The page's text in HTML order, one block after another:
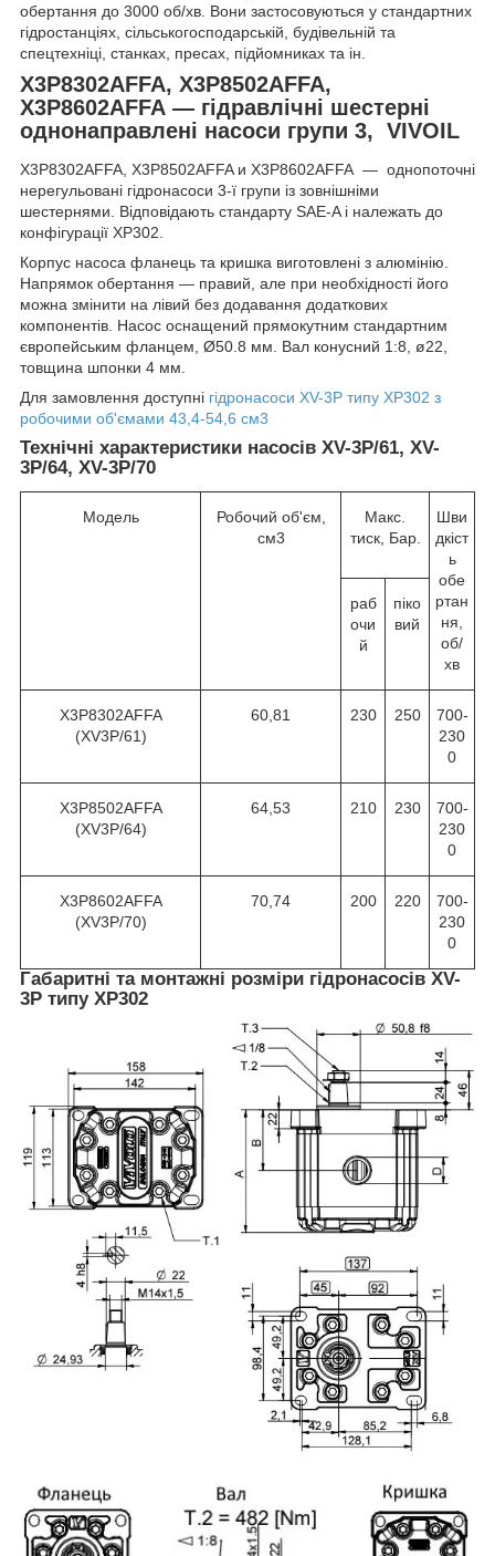
обертання до 3000 об/хв. Вони застосовуються у стандартних
гідростанціях, сільськогосподарській, будівельній та
спецтехніці, станках, пресах, підйомниках та ін.
X3P8302AFFA, X3P8502AFFA,
X3P8602AFFA — гідравлічні шестерні
однонаправлені насоси групи 3, VIVOIL
X3P8302AFFA, X3P8502AFFA и X3P8602AFFA — однопоточні
нерегульовані гідронасоси 3-ї групи із зовнішніми
шестернями. Відповідають стандарту SAE-A і належать до
конфігурації XP302.
Корпус насоса фланець та кришка виготовлені з алюмінію.
Напрямок обертання — правий, але при необхідності його
можна змінити на лівий без додавання додаткових
компонентів. Насос оснащений прямокутним стандартним
європейським фланцем, Ø50.8 мм. Вал конусний 1:8, ø22,
товщина шпонки 4 мм.
Для замовлення доступні гідронасоси XV-3P типу XP302 з
робочими об'ємами 43,4-54,6 см3
Технічні характеристики насосів XV-3P/61, XV-
3P/64, XV-3P/70
Модель
Робочий об'єм,
см3
Макс.
тиск, Бар.
Шви
дкіст
ь
обе
ртан
ня,
об/
хв
раб
очи
й
піко
вий
X3P8302AFFA
(XV3P/61)
60,81 230 250
700-
230
0
X3P8502AFFA
(XV3P/64)
64,53 210 230
700-
230
0
X3P8602AFFA
(XV3P/70)
70,74 200 220
700-
230
0
Габаритні та монтажні розміри гідронасосів XV-
3P типу XP302